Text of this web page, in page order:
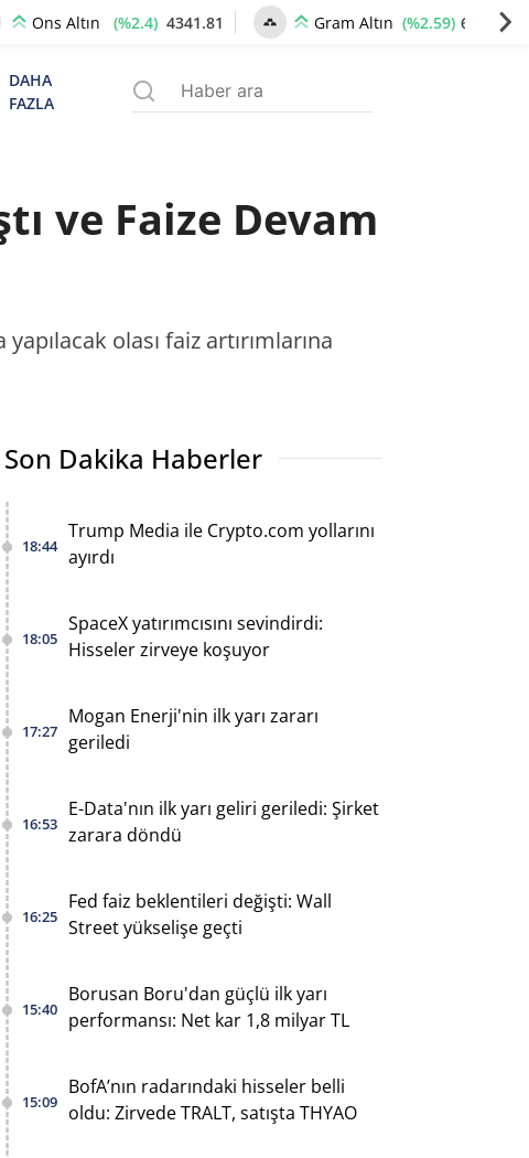
Ons Altın (%2.4) 4341.81 Gram Altın (%2.59) 6660.55
DAHA
FAZLA
ve Faize Devam
olası faiz artırımlarına
Son Dakika Haberler
18:44
Trump Media ile Crypto.com yollarını
ayırdı
18:05
SpaceX yatırımcısını sevindirdi:
Hisseler zirveye koşuyor
17:27
Mogan Enerji'nin ilk yarı zararı
geriledi
16:53
E-Data'nın ilk yarı geliri geriledi: Şirket
zarara döndü
16:25
Fed faiz beklentileri değişti: Wall
Street yükselişe geçti
15:40
Borusan Boru'dan güçlü ilk yarı
performansı: Net kar 1,8 milyar TL
15:09
BofA’nın radarındaki hisseler belli
oldu: Zirvede TRALT, satışta THYAO